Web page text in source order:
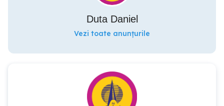
Duta Daniel
Vezi toate anunțurile